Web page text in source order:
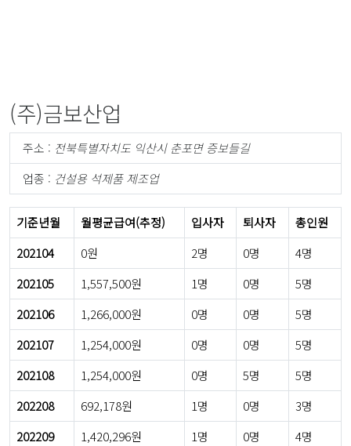
(주)금보산업
주소 : 전북특별자치도 익산시 춘포면 증보들길
업종 : 건설용 석제품 제조업
기준년월 월평균급여(추정) 입사자 퇴사자
총인원
202104
0원 2명 0명
4명
202105
1,557,500원 1명 0명
5명
202106
1,266,000원 0명 0명
5명
202107
1,254,000원 0명 0명
5명
202108
1,254,000원 0명 5명
5명
202208
692,178원 1명 0명
3명
202209
1,420,296원 1명 0명
4명